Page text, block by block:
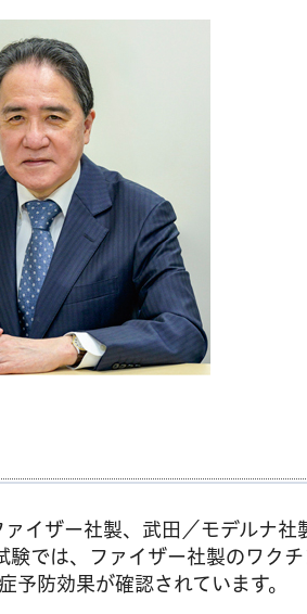
イザー社製、武田／モデルナ社
験では、ファイザー社製のワク
予防効果が確認されています。